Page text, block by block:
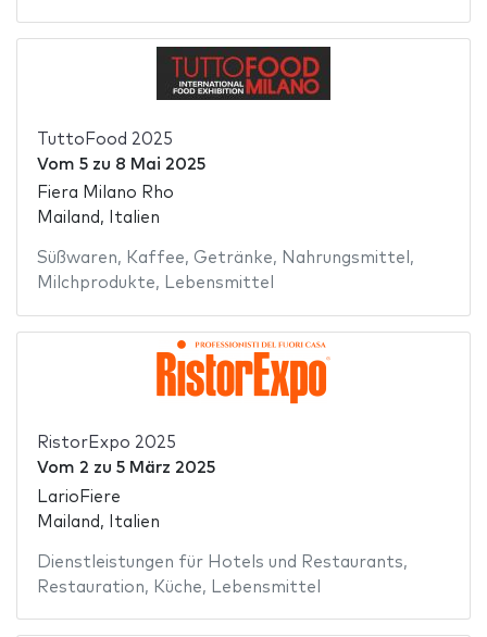
TuttoFood 2025
Vom 5zu 8 Mai 2025
Fiera Milano Rho
Mailand, Italien
Süßwaren, Kaffee, Getränke, Nahrungsmittel ,
Milchprodukte, Lebensmittel
RistorExpo 2025
Vom 2 zu 5 März 2025
LarioFiere
Mailand, Italien
Dienstleistungen für Hotels und Restaurants,
Restauration, Küche, Lebensmittel